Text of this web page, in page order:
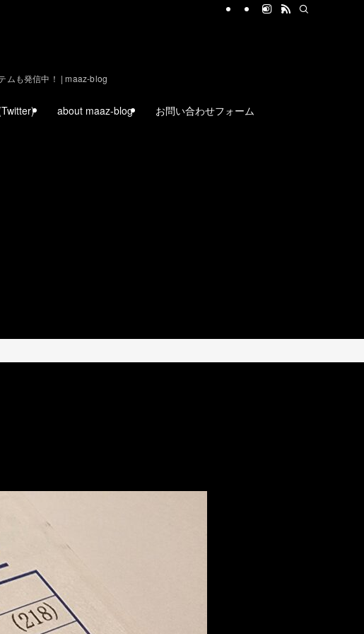
ムも発信中！ | maaz-blog
about maaz-blog お問い合わせフォーム